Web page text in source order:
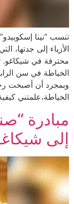
الأزياء إلى جدتها،
محترفة في شيكاغو.
الخياطة في سن
وبمجرد أن أصبحت
الخياطة،علمتني
مبادرة
إلى